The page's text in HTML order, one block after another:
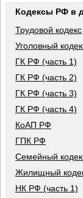
Кодексы РФ в
Трудовой кодекс
Уголовный
ГК РФ (часть 1)
ГК РФ (часть 2)
ГК РФ (часть 3)
ГК РФ (часть 4)
КоАП РФ
ГПК РФ
Семейный
Жилищный
НК РФ (часть 1)